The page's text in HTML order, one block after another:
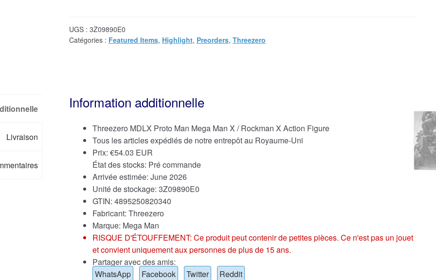
UGS : 3Z09890E0
Catégories : Featured Items, Highlight, Preorders, Threezero
Livraison
Information additionnelle
Threezero MDLX Proto Man Mega Man X / Rockman X Action Figure
Tous les articles expédiés de notre entrepôt au Royaume-Uni
Prix: €54.03 EUR
État des stocks: Pré commande
Arrivée estimée: June 2026
Unité de stockage: 3Z09890E0
GTIN: 4895250820340
Fabricant: Threezero
Marque: Mega Man
RISQUE D'ÉTOUFFEMENT: Ce produit peut contenir de petites pièces. Ce n'est pas un jouet
et convient uniquement aux personnes de plus de 15 ans.
Partager avec des amis:
WhatsApp
Facebook Twitter Reddit